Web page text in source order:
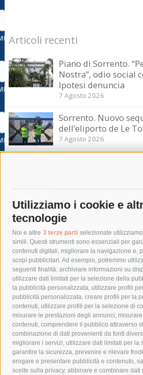
Utilizziamo i cookie e
tecnologie
Noi e altre 3 terze parti selezionate
simili. Questi strumenti sono essenziali per
contenuti digitali, migliorare la navigazione e,
scopi pubblicitari. Ad esempio, potremmo
seguenti finalità: archiviare informazioni su
utilizzare dati limitati per la selezione della
la pubblicità personalizzata, utilizzare profili
pubblicità personalizzata, creare profili per la
contenuti, utilizzare profili per la selezione di
misurare le prestazioni degli annunci,
contenuti, comprendere il pubblico attraverso
combinazione di dati provenienti da fonti
migliorare i servizi, utilizzare dati limitati per la
garantire la sicurezza, prevenire e rilevare
erogare e presentare pubblicità e contenuto,
scelte sulla privacy, abbinare e combinare dati
Articoli recenti
Piano di Sorrento.
Nostra”, odio social
Ipotesi denuncia
7 Agosto 2026
Sorrento. Nuovo
dell’eliporto de Le
7 Agosto 2026
Sorrento.
turista e le strappa
dai carabinieri
Tag
acqua allerta meteo
anas
area marina protetta di punta
Asl Napoli 3 sud
capitaneria di porto
castellammare di stabia
comune di sorrento
concerto
costiera amalfitana
covid-19 eav
fondazione sorrento
gori guardia
lavori
lorenzo balducelli mare